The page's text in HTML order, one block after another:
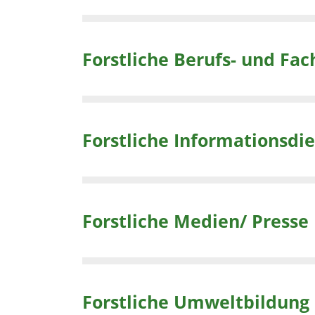
Forstliche Berufs- und
Forstliche
Forstliche Medien/ Presse
Forstliche Umweltbildung